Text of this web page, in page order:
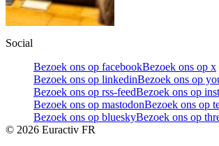
Social
Bezoek ons op facebookBezoek ons op x
Bezoek ons op linkedinBezoek ons op
Bezoek ons op rss-feedBezoek ons op
Bezoek ons op mastodonBezoek ons op
Bezoek ons op blueskyBezoek ons op
© 2026 Euractiv FR